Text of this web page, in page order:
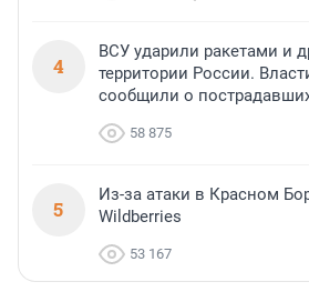
4
ВСУ ударили ракетами и
территории России.
сообщили о
58 875
5
Из-за атаки в Красном
Wildberries
53 167